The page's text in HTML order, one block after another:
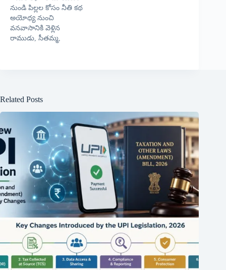
నుండి పిల్లల కోసం నీతి కథ
అయోధ్య నుంచి
వనవాసానికి వెళ్లిన
రాముడు, సీతమ్మ,
చేరుకున్నారు. శబరి
కోసం ఎదురుచూసేది.
రాముడు అడుగుపెట్టగానే
ఆమె కళ్లు ఆనందంతో
మెరిశాయి. ఆమె చిన్న చిన్న
పండ్లు తెచ్చి రాముడికి
అందించింది.…
Related Posts